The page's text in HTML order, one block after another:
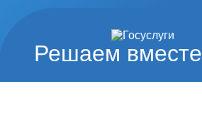
Решаем вместе